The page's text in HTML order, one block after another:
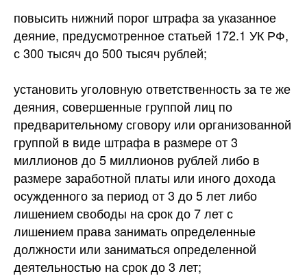
повысить нижний порог штрафа за указанное
деяние, предусмотренное статьей 172.1 УК РФ,
с 300 тысяч до 500 тысяч рублей;
установить уголовную ответственность за те же
деяния, совершенные группой лиц по
предварительному сговору или организованной
группой в виде штрафа в размере от 3
миллионов до 5 миллионов рублей либо в
размере заработной платы или иного дохода
осужденного за период от 3 до 5 лет либо
лишением свободы на срок до 7 лет с
лишением права занимать определенные
должности или заниматься определенной
деятельностью на срок до 3 лет;